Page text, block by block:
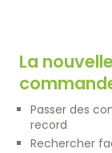
La
Passer des
record
Rechercher
Contact